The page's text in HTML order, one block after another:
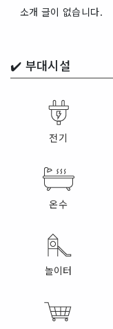
소개 글이 없습니다.
✔️ 부대시설
전기
온수
놀이터